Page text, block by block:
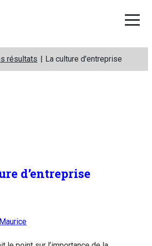
résultats La culture d’entreprise
d’entreprise